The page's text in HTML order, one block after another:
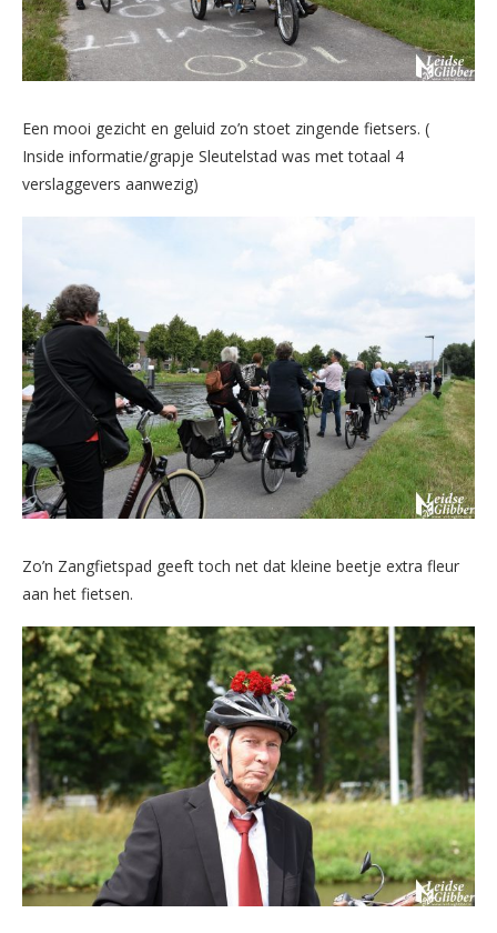
Een mooi gezicht en geluid zo’n stoet zingende fietsers. (
Inside informatie/grapje Sleutelstad was met totaal 4
verslaggevers aanwezig)
Zo’n Zangfietspad geeft toch net dat kleine beetje extra fleur
aan het fietsen.